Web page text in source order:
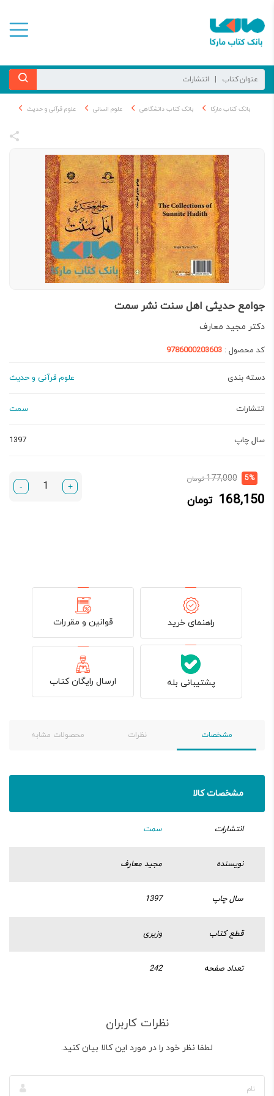
بانک کتاب مارکا بانک کتاب دانشگاهی علوم انسانی علوم قرآنی و حدیث
جوامع حدیثی اهل سنت نشر سمت
دكتر مجيد معارف
کد محصول : 9786000203603
دسته بندی علوم قرآنی و حدیث
انتشارات سمت
سال چاپ 1397
5%
177,000 تومانقیمت
168,150 تومان
قیمت
168,150 تومان.
+
-
راهنمای خرید قوانین و مقررات
پشتیبانی بله ارسال رایگان کتاب
مشخصات نظرات محصولات مشابه
مشخصات کالا
انتشارات سمت
نویسنده مجید معارف
سال چاپ 1397
قطع کتاب وزیری
تعداد صفحه 242
نظرات کاربران
لطفا نظر خود را در مورد این کالا بیان کنید.